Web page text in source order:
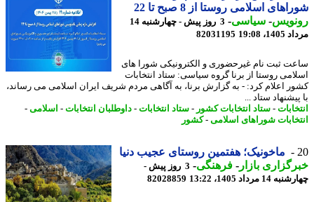
اسلامی روستا از 8 صبح تا 22
-سیاسی-
3 روز پیش - چهارشنبه 14
19:08
82031195
ثبت نام غیرحضوری و الکترونیکی شورا های
روستا از برنا گروه سیاسی: ستاد انتخابات
اعلام کرد: - به گزارش برنا، به آگاهی مردم شریف ایران اسلامی می رساند،
ستاد ...
-ستاد انتخابات کشور-ستاد انتخابات-داوطلبان انتخابات-اسلامی-
شوراهای اسلامی-کشور
ماخونیک؛ هفتمین روستای عجیب دنیا
بازار- فرهنگی-
3 روز پیش -
مرداد 1405، 13:22
82028859